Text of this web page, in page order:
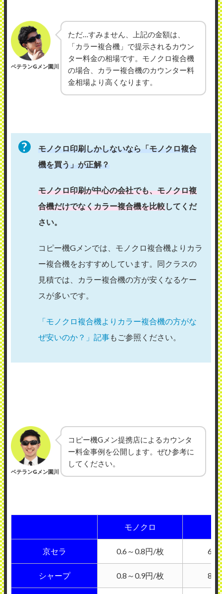
ベテランGメン園川
ただ…すみません、上記の金額は、
「カラー複合機」で提示されるカウン
ター料金の相場です。モノクロ複合機
の場合、カラー複合機のカウンター料
金相場より高くなります。
モノクロ印刷しかしないなら「モノクロ複合
機を買う」が正解？
モノクロ印刷が中心の会社でも、モノクロ複
合機だけでなくカラー複合機を比較してくだ
さい。
コピー機Gメンでは、モノクロ複合機よりカラ
ー複合機をおすすめしています。同クラスの
見積では、カラー複合機の方が安くなるケー
スが多いです。
「モノクロ複合機よりカラー複合機の方がな
ぜ安いのか？」記事もご参照ください。
ベテランGメン園川
コピー機Gメン提携店によるカウンタ
ー料金事例を公開します。ぜひ参考に
してください。
モノクロ
京セラ 0.6～0.8円/枚 6～
シャープ 0.8～0.9円/枚 8～